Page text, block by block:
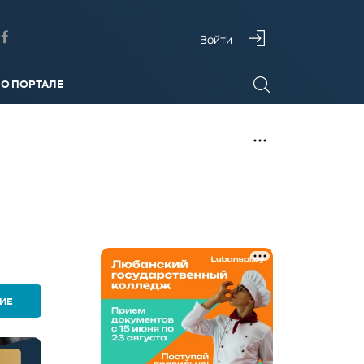
Войти
О ПОРТАЛЕ